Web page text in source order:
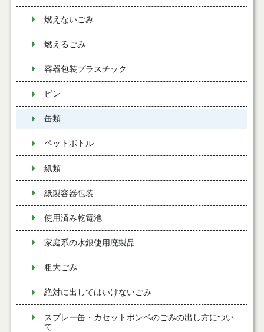
燃えないごみ
燃えるごみ
容器包装プラスチック
ビン
缶類
ペットボトル
紙類
紙製容器包装
使用済み乾電池
家庭系の水銀使用廃製品
粗大ごみ
絶対に出してはいけないごみ
スプレー缶・カセットボンベのごみの出し方につい
て